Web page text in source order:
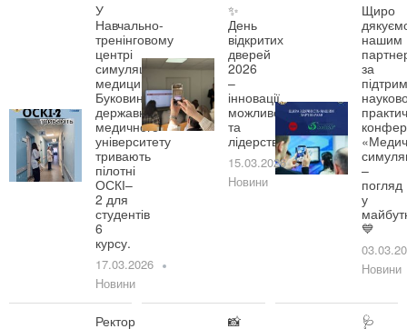
У
Навчально-
тренінговому
центрі
симуляційної
медицини
Буковинського
державного
медичного
університету
тривають
пілотні
ОСКІ–
2 для
студентів
6
курсу.
17.03.2026
Новини
✨
День
відкритих
дверей
2026
–
інновації,
можливості
та
лідерство!
15.03.2026
Новини
Щиро
нашим
за
–
погляд
у
💙
Новини
Ректор
📸
🩺